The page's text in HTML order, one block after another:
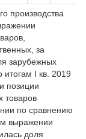
производства
за
зарубежных
итогам I кв. 2019
позиции
товаров
по сравнению
выражении
доля